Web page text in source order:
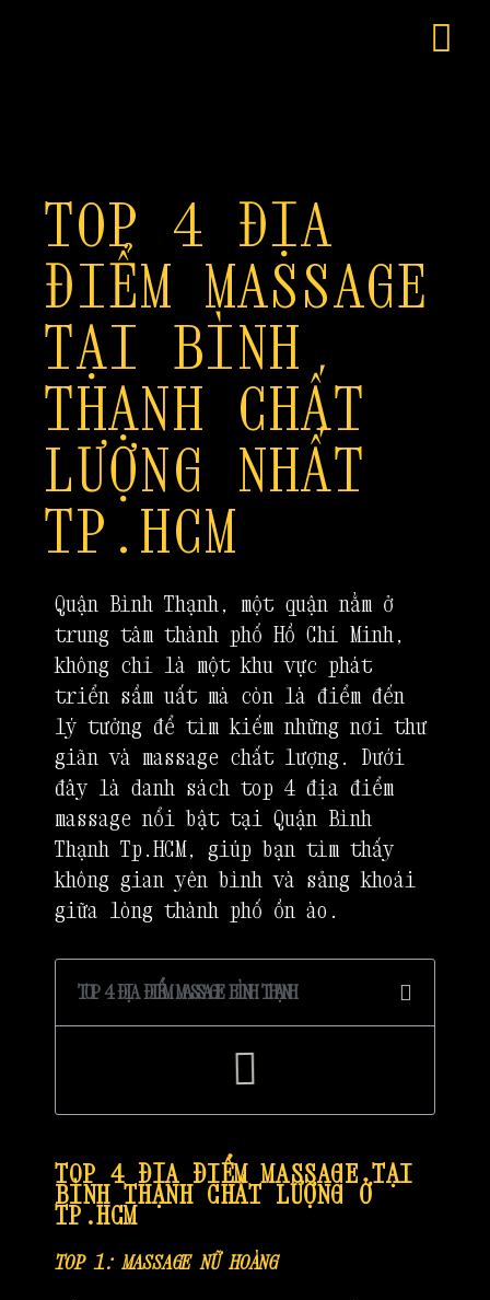
TOP 4 ĐỊA
ĐIỂM MASSAGE
TẠI BÌNH
THẠNH CHẤT
LƯỢNG NHẤT
TP.HCM
Quận Bình Thạnh, một quận nằm ở
trung tâm thành phố Hồ Chí Minh,
không chỉ là một khu vực phát
triển sầm uất mà còn là điểm đến
lý tưởng để tìm kiếm những nơi thư
giãn và massage chất lượng. Dưới
đây là danh sách top 4 địa điểm
massage nổi bật tại Quận Bình
Thạnh Tp.HCM, giúp bạn tìm thấy
không gian yên bình và sảng khoái
giữa lòng thành phố ồn ào.
TOP 4 ĐỊA ĐIỂM MASSAGE BÌNH THẠNH
TOP 4 ĐỊA ĐIỂM MASSAGE TẠI
BÌNH THẠNH CHẤT LƯỢNG Ở
TP.HCM
TOP 1: MASSAGE NỮ HOÀNG